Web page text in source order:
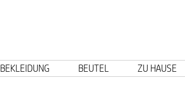
BEKLEIDUNG BEUTEL ZU HAUSE